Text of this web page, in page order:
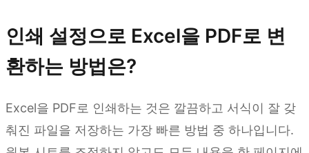
인쇄 설정으로 Excel을 PDF로 변
환하는 방법은?
Excel을 PDF로 인쇄하는 것은 깔끔하고 서식이 잘 갖
춰진 파일을 저장하는 가장 빠른 방법 중 하나입니다.